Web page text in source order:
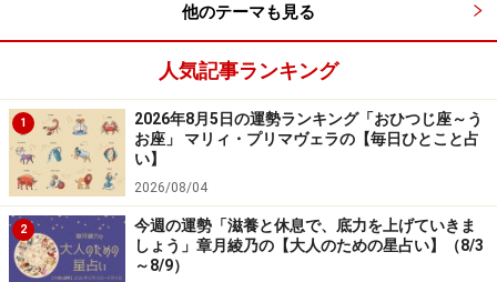
他のテーマも見る
人気記事ランキング
1
2026年8月5日の運勢ランキング「おひつじ座～う
お座」 マリィ・プリマヴェラの【毎日ひとこと占
い】
2026/08/04
2
今週の運勢「滋養と休息で、底力を上げていきま
しょう」章月綾乃の【大人のための星占い】（8/3
～8/9）